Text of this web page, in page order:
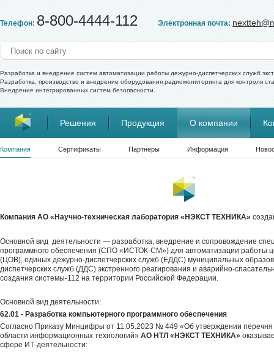
Телефон: 8-800-4444-112 Электронная почта:
Разработка и внедрение систем автоматизации работы дежурно-диспетчерских служб
Разработка, производство и внедрение оборудования радиомониторинга для контроля
Внедрение интегрированных систем безопасности.
Решения Продукция О компании
Компания Сертификаты Партнеры Информация
Компания АО «Научно-техническая лаборатория «НЭКСТ ТЕХНИКА»
Основной вид деятельности — разработка, внедрение и сопровождение
программного обеспечения (СПО «ИСТОК-СМ») для автоматизации работы
(ЦОВ), единых дежурно-диспетчерских служб (ЕДДС) муниципальных
диспетчерских служб (ДДС) экстренного реагирования и аварийно-
создания системы-112 на территории Российской Федерации.
Основной вид деятельности:
62.01 - Разработка компьютерного программного обеспечения
Согласно Приказу Минцифры от 11.05.2023 № 449 «Об утверждении перечня
области информационных технологий» АО НТЛ «НЭКСТ ТЕХНИКА»
сфере ИТ-деятельности: